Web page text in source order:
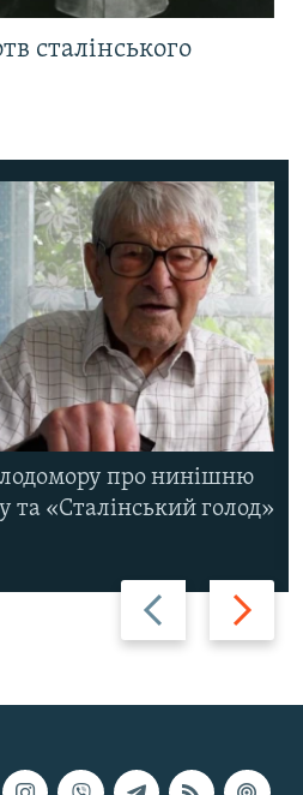
сталінського
Назад Вперед
про нинішню
та «Сталінський голод»